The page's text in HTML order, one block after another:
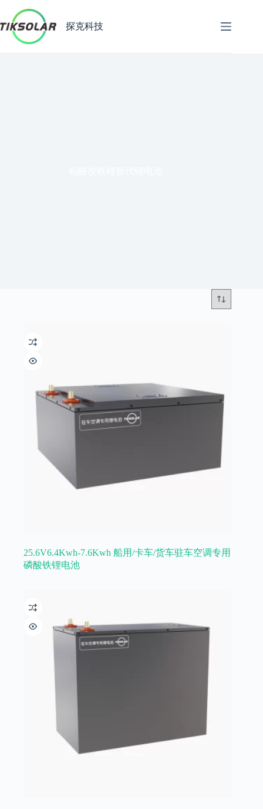
内
探克科技
25.6V6.4Kwh-7.6Kwh 船用/卡车/货车驻车空调专用
磷酸铁锂电池